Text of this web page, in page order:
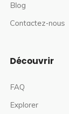
Blog
Contactez-nous
Découvrir
FAQ
Explorer